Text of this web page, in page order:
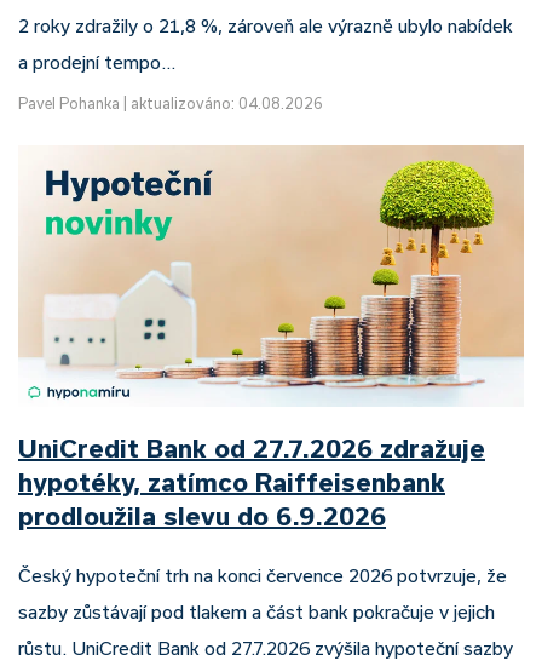
2 roky zdražily o 21,8 %, zároveň ale výrazně ubylo nabídek
a prodejní tempo…
Pavel Pohanka aktualizováno: 04.08.2026
UniCredit Bank od 27.7.2026 zdražuje
hypotéky, zatímco Raiffeisenbank
prodloužila slevu do 6.9.2026
Český hypoteční trh na konci července 2026 potvrzuje, že
sazby zůstávají pod tlakem a část bank pokračuje v jejich
růstu. UniCredit Bank od 27.7.2026 zvýšila hypoteční sazby